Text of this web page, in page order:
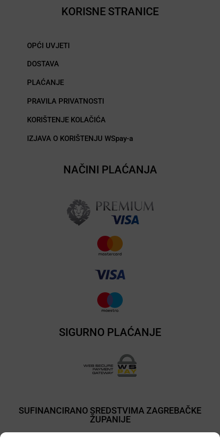
KORISNE STRANICE
OPĆI UVJETI
DOSTAVA
PLAĆANJE
PRAVILA PRIVATNOSTI
KORIŠTENJE KOLAČIĆA
IZJAVA O KORIŠTENJU WSpay-a
NAČINI PLAĆANJA
SIGURNO PLAĆANJE
SUFINANCIRANO SREDSTVIMA ZAGREBAČKE
ŽUPANIJE